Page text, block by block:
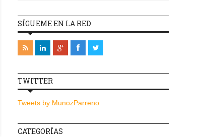
SÍGUEME EN LA RED
TWITTER
Tweets by MunozParreno
CATEGORÍAS